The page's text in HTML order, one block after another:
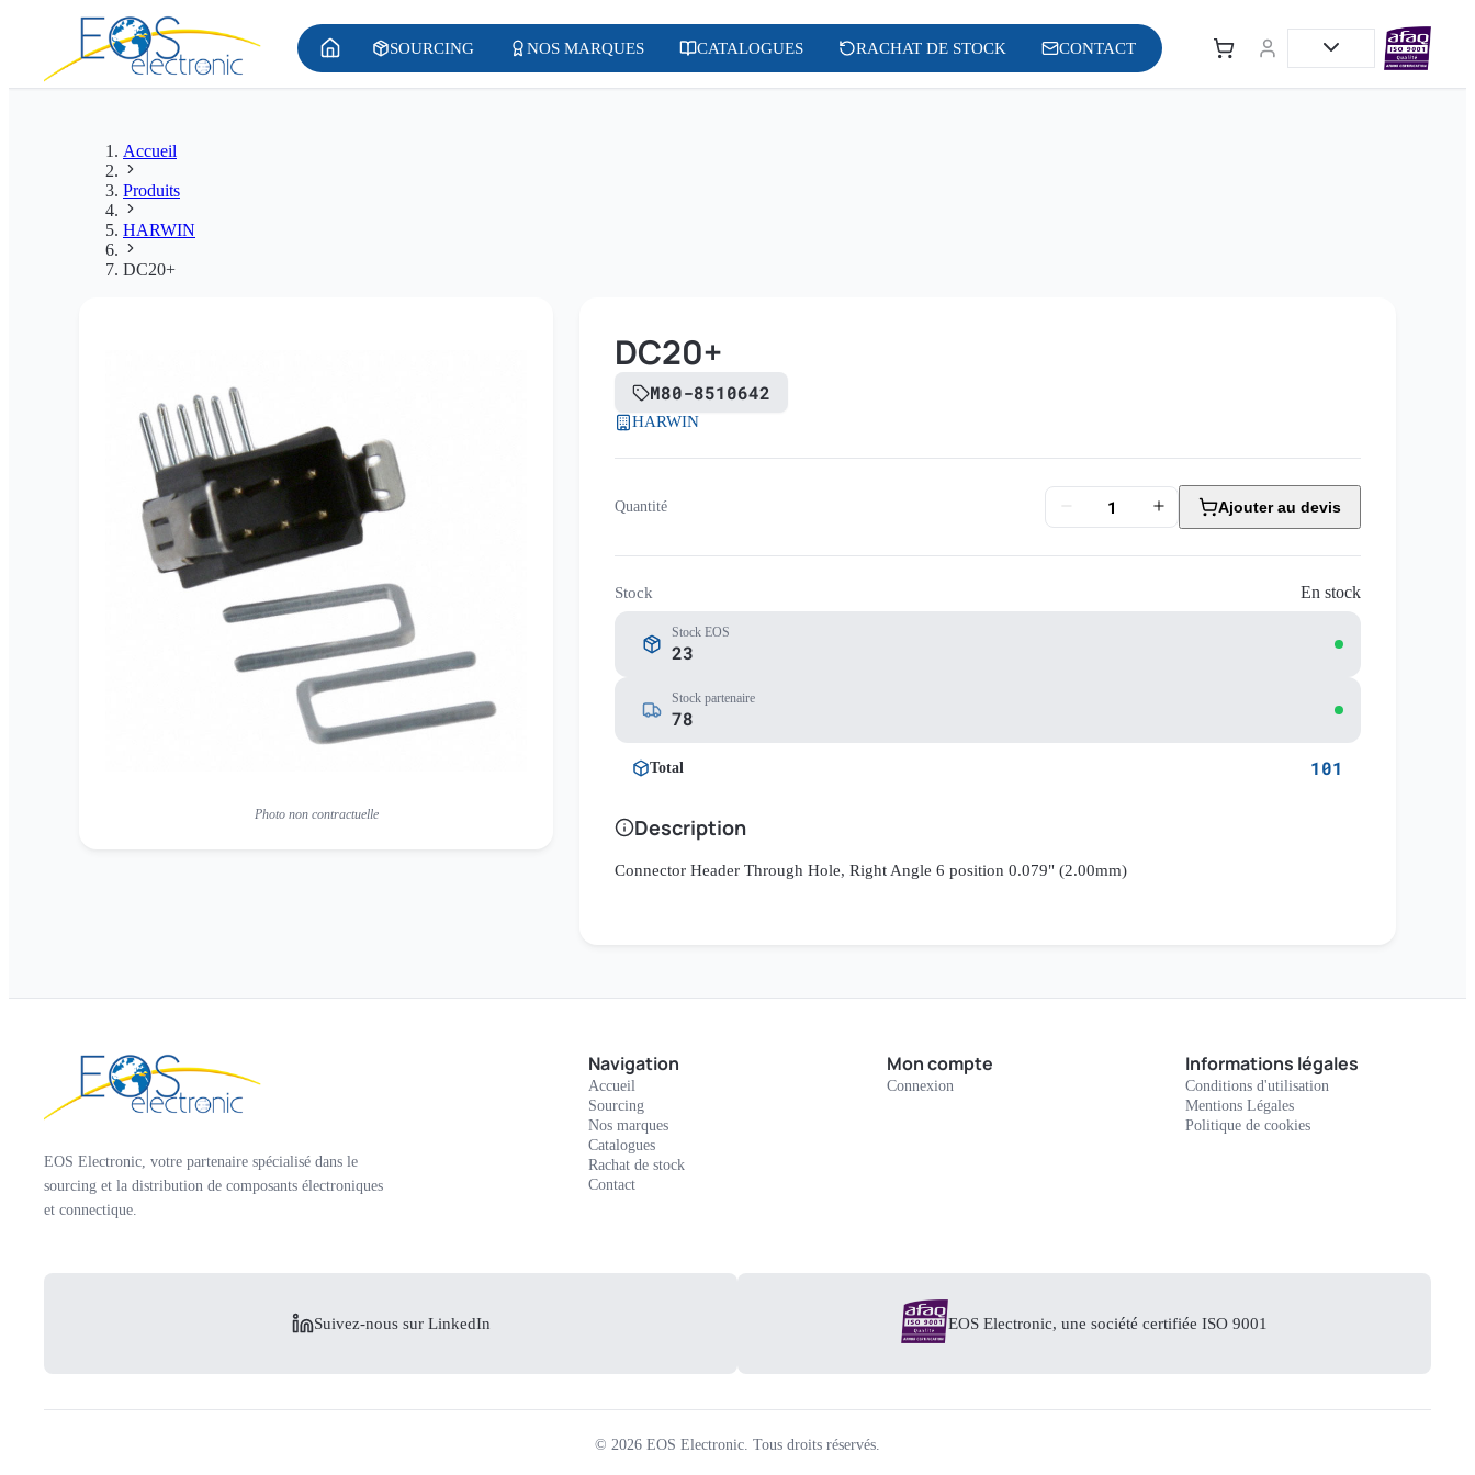
SOURCING NOS MARQUES CATALOGUES RACHAT DE STOCK CONTACT
Accueil
Produits
HARWIN
DC20+
Photo non contractuelle
DC20+
M80-8510642
HARWIN
Quantité Ajouter au devis
Stock En stock
Stock EOS
23
Stock partenaire
78
Total 101
Description
Connector Header Through Hole, Right Angle 6 position 0.079" (2.00mm)
EOS Electronic, votre partenaire spécialisé dans le
sourcing et la distribution de composants électroniques
et connectique.
Navigation
Accueil
Sourcing
Nos marques
Catalogues
Rachat de stock
Contact
Mon compte
Connexion
Informations légales
Conditions d'utilisation
Mentions Légales
Politique de cookies
Suivez-nous sur LinkedIn EOS Electronic, une société certifiée ISO 9001
© 2026 EOS Electronic. Tous droits réservés.